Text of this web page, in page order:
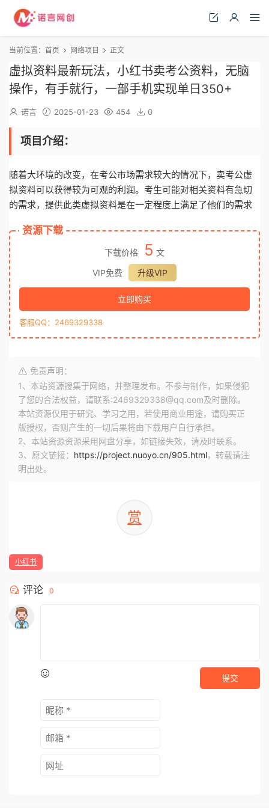
当前位置： 首页 网络项目 正文
虚拟资料最新玩法，小红书卖考公资料，无脑
操作，有手就行，一部手机实现单日350+
诺言 2025-01-23 454 0
项目介绍：
随着大环境的改变，在考公市场需求较大的情况下，卖考公虚
拟资料可以获得较为可观的利润。考生可能对相关资料有急切
的需求，提供此类虚拟资料是在一定程度上满足了他们的需求
资源下载
下载价格 5 文
VIP免费
升级VIP
立即购买
客服QQ：2469329338
免责声明：
1、本站资源搜集于网络，并整理发布。不参与制作，如果侵犯
了您的合法权益，请联系:2469329338@qq.com及时删除。
本站资源仅用于研究、学习之用，若使用商业用途，请购买正
版授权，否则产生的一切后果将由下载用户自行承担。
2、本站资源资源采用网盘分享，如链接失效，请及时联系。
3、原文链接： https://project.nuoyo.cn/905.html，转载请注
明出处。
赏
小红书
评论 0
提交